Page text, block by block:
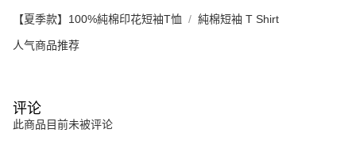
【夏季款】100%純棉印花短袖T恤 純棉短袖 T Shirt
人气商品推荐
评论
此商品目前未被评论